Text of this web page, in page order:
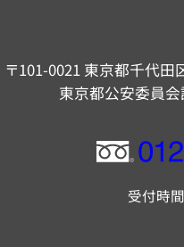
〒101-0021 東京都千代田
東京都公安委員
フ
ー
受付時